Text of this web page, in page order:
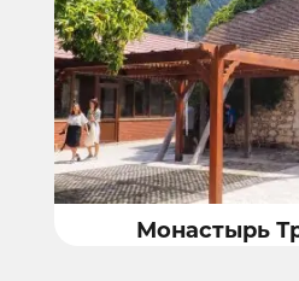
Монастырь